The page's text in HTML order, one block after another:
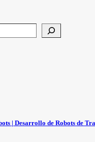
| Desarrollo de Robots de